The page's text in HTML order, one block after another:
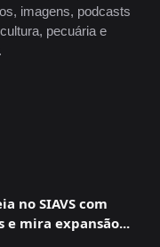
imagens, podcasts
pecuária e
no SIAVS com
e mira expansão...